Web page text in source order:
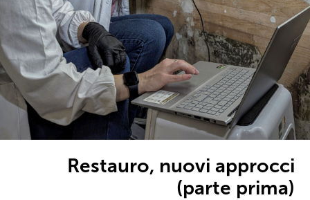
Restauro, nuovi approcci
(parte prima)